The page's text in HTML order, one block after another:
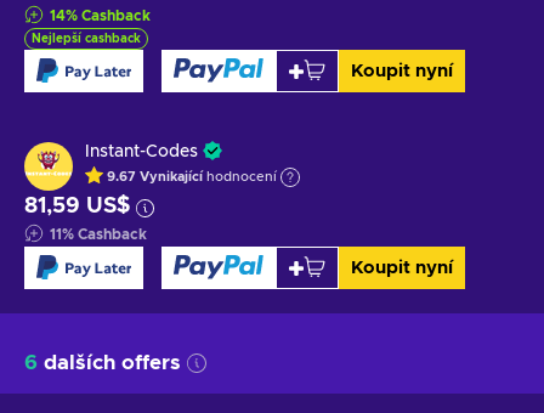
14% Cashback
Nejlepší cashback
Koupit nyní
Instant-Codes
9.67 Vynikající hodnocení
81,59 US$
11% Cashback
Koupit nyní
6 dalších offers